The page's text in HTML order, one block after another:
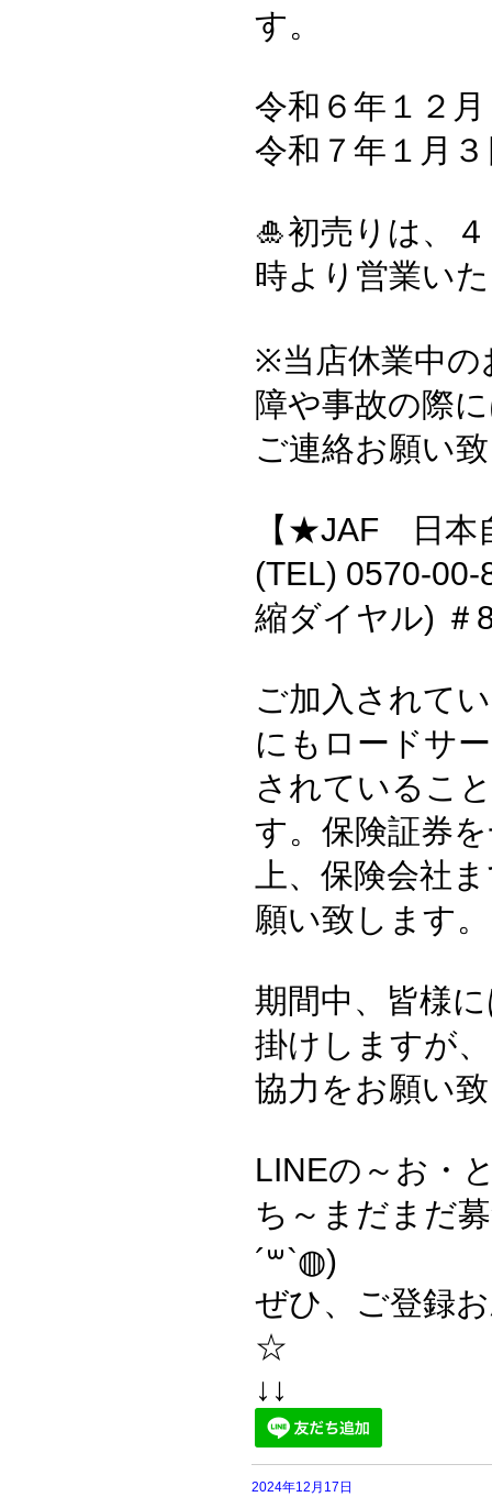
す。
令和６年１２
令和７年１月
🎍初売りは、
時より営業い
※当店休業中の
障や事故の際
ご連絡お願い
【★JAF 日本
(TEL) 0570-00-
縮ダイヤル) ＃
ご加入されて
にもロードサ
されているこ
す。保険証券
上、保険会社
願い致します。
期間中、皆様
掛けしますが
協力をお願い
LINEの～お・
ち～まだまだ
´꒳`◍)
ぜひ、ご登録
☆
↓↓
2024年12月17日